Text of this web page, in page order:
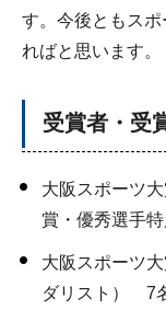
す。今後ともス
ればと思います。
受賞者・受
大阪スポーツ
賞・優秀選手
大阪スポーツ
ダリスト） 7